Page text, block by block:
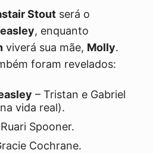
Stout será o
, enquanto
viverá sua mãe, Molly.
foram revelados:
– Tristan e Gabriel
vida real).
Spooner.
Cochrane.